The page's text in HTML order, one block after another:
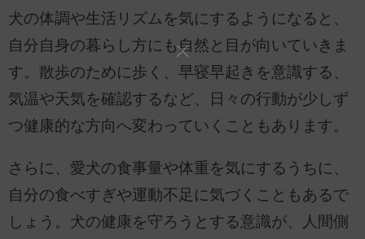
犬の体調や生活リズムを気にするようになると、
自分自身の暮らし方にも自然と目が向いていきま
す。散歩のために歩く、早寝早起きを意識する、
気温や天気を確認するなど、日々の行動が少しず
つ健康的な方向へ変わっていくこともあります。
さらに、愛犬の食事量や体重を気にするうちに、
自分の食べすぎや運動不足に気づくこともあるで
しょう。犬の健康を守ろうとする意識が、人間側